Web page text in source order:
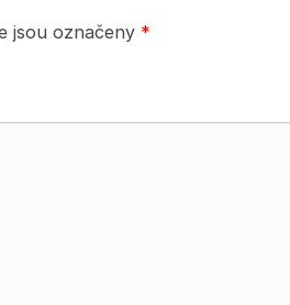
jsou označeny *